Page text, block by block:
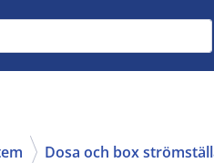
Dosa och box